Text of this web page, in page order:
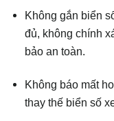
Không gắn biển
đủ, không chính
bảo an toàn.
Không báo mất
thay thế biển số